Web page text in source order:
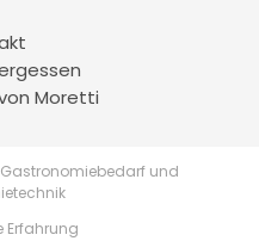
Moretti
und
Erfahrung